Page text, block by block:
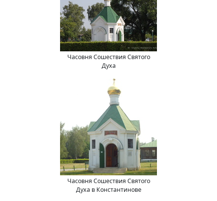
Часовня Сошествия Святого
Духа
Часовня Сошествия Святого
Духа в Константинове